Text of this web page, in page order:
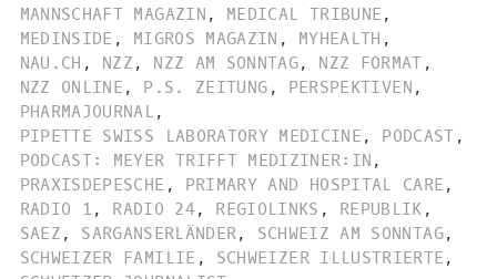
MANNSCHAFT MAGAZIN , MEDICAL TRIBUNE ,
MEDINSIDE , MIGROS MAGAZIN , MYHEALTH ,
NAU.CH , NZZ , NZZ AM SONNTAG, NZZ FORMAT ,
NZZ ONLINE , P.S. ZEITUNG , PERSPEKTIVEN ,
PHARMAJOURNAL ,
PIPETTE SWISS LABORATORY MEDICINE , PODCAST ,
PODCAST: MEYER TRIFFT MEDIZINER:IN ,
PRAXISDEPESCHE , PRIMARY AND HOSPITAL CARE ,
RADIO 1 , RADIO 24, REGIOLINKS , REPUBLIK ,
SAEZ , SARGANSERLÄNDER, SCHWEIZ AM SONNTAG,
SCHWEIZER FAMILIE , SCHWEIZER ILLUSTRIERTE ,